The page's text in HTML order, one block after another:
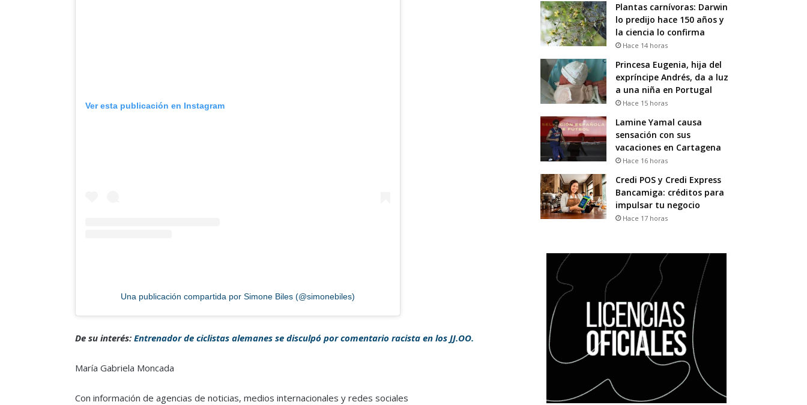
Ver esta publicación en Instagram
Una publicación compartida por Simone Biles (@simonebiles)
De su interés: Entrenador de ciclistas alemanes se disculpó por comentario racista en los JJ.OO.
María Gabriela Moncada
Con información de agencias de noticias, medios internacionales y redes sociales
Plantas carnívoras: Darwin
lo predijo hace 150 años y
la ciencia lo confirma
Hace 14 horas
Princesa Eugenia, hija del
expríncipe Andrés, da a luz
a una niña en Portugal
Hace 15 horas
Lamine Yamal causa
sensación con sus
vacaciones en Cartagena
Hace 16 horas
Credi POS y Credi Express
Bancamiga: créditos para
impulsar tu negocio
Hace 17 horas